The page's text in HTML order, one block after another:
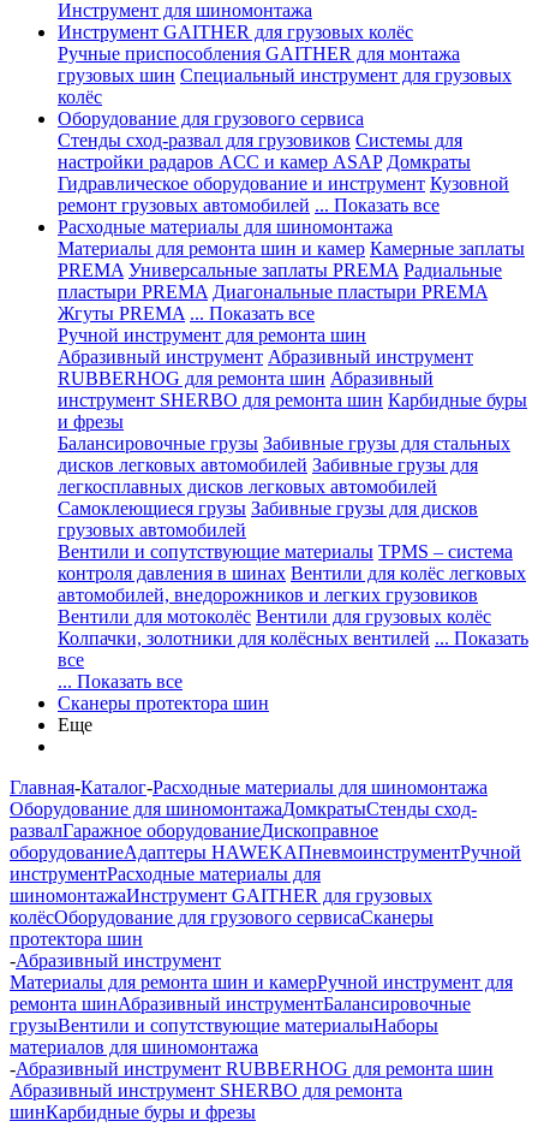
Инструмент для шиномонтажа
Инструмент GAITHER для грузовых колёс
Ручные приспособления GAITHER для монтажа
грузовых шин Специальный инструмент для грузовых
колёс
Оборудование для грузового сервиса
Стенды сход-развал для грузовиков Системы для
настройки радаров ACC и камер ASAP Домкраты
Гидравлическое оборудование и инструмент Кузовной
ремонт грузовых автомобилей ... Показать все
Расходные материалы для шиномонтажа
Материалы для ремонта шин и камер Камерные заплаты
PREMA Универсальные заплаты PREMA Радиальные
пластыри PREMA Диагональные пластыри PREMA
Жгуты PREMA ... Показать все
Ручной инструмент для ремонта шин
Абразивный инструмент Абразивный инструмент
RUBBERHOG для ремонта шин Абразивный
инструмент SHERBO для ремонта шин Карбидные буры
и фрезы
Балансировочные грузы Забивные грузы для стальных
дисков легковых автомобилей Забивные грузы для
легкосплавных дисков легковых автомобилей
Самоклеющиеся грузы Забивные грузы для дисков
грузовых автомобилей
Вентили и сопутствующие материалы TPMS – система
контроля давления в шинах Вентили для колёс легковых
автомобилей, внедорожников и легких грузовиков
Вентили для мотоколёс Вентили для грузовых колёс
Колпачки, золотники для колёсных вентилей ... Показать
все
... Показать все
Сканеры протектора шин
Еще
Главная-Каталог-Расходные материалы для шиномонтажа
Оборудование для шиномонтажаДомкратыСтенды сход-
развалГаражное оборудованиеДископравное
оборудованиеАдаптеры HAWEKAПневмоинструментРучной
инструментРасходные материалы для
шиномонтажаИнструмент GAITHER для грузовых
колёсОборудование для грузового сервисаСканеры
протектора шин
-Абразивный инструмент
Материалы для ремонта шин и камерРучной инструмент для
ремонта шинАбразивный инструментБалансировочные
грузыВентили и сопутствующие материалыНаборы
материалов для шиномонтажа
-Абразивный инструмент RUBBERHOG для ремонта шин
Абразивный инструмент SHERBO для ремонта
шинКарбидные буры и фрезы